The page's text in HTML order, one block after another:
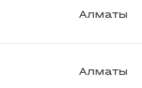
Алматы
Алматы